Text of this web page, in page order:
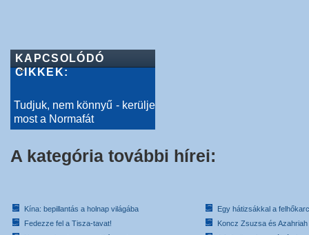
KAPCSOLÓDÓ
CIKKEK:
Tudjuk, nem könnyű - kerülje
most a Normafát
A kategória további hírei:
Kína: bepillantás a holnap világába
Fedezze fel a Tisza-tavat!
Egy hátizsákkal a
Koncz Zsuzsa és